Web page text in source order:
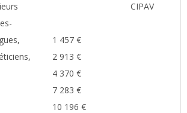
1 457 €
2 913 €
4 370 €
7 283 €
10 196 €
CIPAV